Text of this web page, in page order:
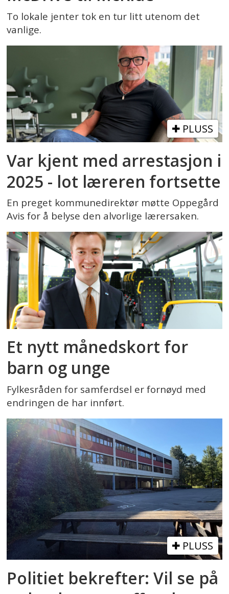
To lokale jenter tok en tur litt utenom det
vanlige.
PLUSS
Var kjent med arrestasjon i
2025 - lot læreren fortsette
En preget kommunedirektør møtte Oppegård
Avis for å belyse den alvorlige lærersaken.
Et nytt månedskort for
barn og unge
Fylkesråden for samferdsel er fornøyd med
endringen de har innført.
PLUSS
Politiet bekrefter: Vil se på